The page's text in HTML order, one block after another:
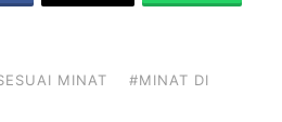
MINAT
#MINAT DI